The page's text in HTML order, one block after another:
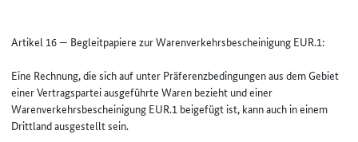
Artikel 16 — Begleitpapiere zur Warenverkehrsbescheinigung EUR.1:
Eine Rechnung, die sich auf unter Präferenzbedingungen aus dem Gebiet
einer Vertragspartei ausgeführte Waren bezieht und einer
Warenverkehrsbescheinigung EUR.1 beigefügt ist, kann auch in einem
Drittland ausgestellt sein.